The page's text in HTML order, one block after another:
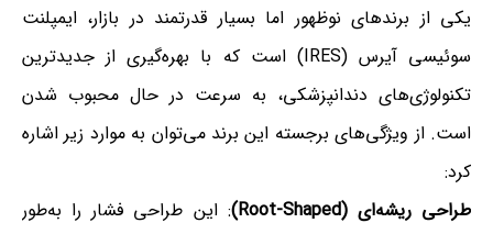
یکی از برندهای نوظهور اما بسیار قدرتمند در بازار، ایمپلنت
سوئیسی آیرس (IRES) است که با بهره‌گیری از جدیدترین
تکنولوژی‌های دندانپزشکی، به سرعت در حال محبوب شدن
است. از ویژگی‌های برجسته این برند می‌توان به موارد زیر اشاره
کرد:
طراحی ریشه‌ای (Root-Shaped)
: این طراحی فشار را به‌طور